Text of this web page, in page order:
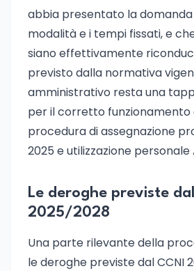
abbia presentato la
modalità e i tempi fissati, e
siano effettivamente
previsto dalla normativa
amministrativo resta una
per il corretto funzionamento
procedura di assegnazione
2025 e utilizzazione personale
Le deroghe previste dal
2025/2028
Una parte rilevante della
le deroghe previste dal CCNI